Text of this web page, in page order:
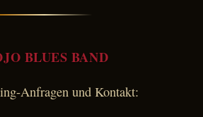
BLUES BAND
Anfragen und Kontakt: